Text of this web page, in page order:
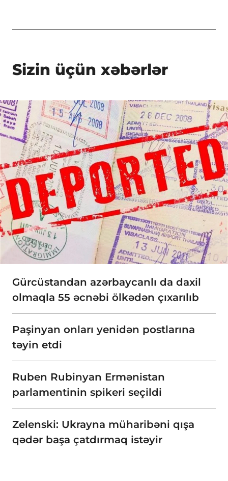
Sizin üçün xəbərlər
Gürcüstandan azərbaycanlı da daxil
olmaqla 55 əcnəbi ölkədən çıxarılıb
Paşinyan onları yenidən postlarına
təyin etdi
Ruben Rubinyan Ermənistan
parlamentinin spikeri seçildi
Zelenski: Ukrayna müharibəni qışa
qədər başa çatdırmaq istəyir